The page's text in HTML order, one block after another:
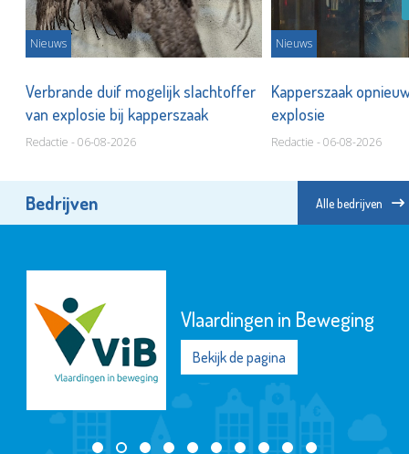
Nieuws
Verbrande duif mogelijk slachtoffer
van explosie bij kapperszaak
Redactie - 06-08-2026
Nieuws
Kapperszaak
explosie
Redactie - 06-08-2026
Bedrijven Alle bedrijven
Vlaardingen in Beweging
Bekijk de pagina